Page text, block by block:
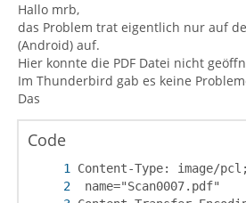
Hallo mrb,
das Problem trat eigentlich nur auf
(Android) auf.
Hier konnte die PDF Datei nicht
Im Thunderbird gab es keine
Das
Code